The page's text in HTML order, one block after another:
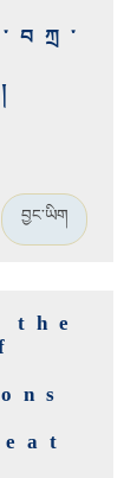
བྱང་ཡིག
the